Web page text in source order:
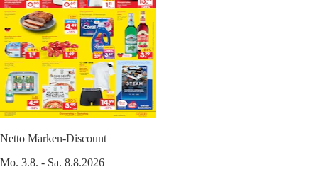
Netto Marken-Discount
Mo. 3.8. - Sa. 8.8.2026